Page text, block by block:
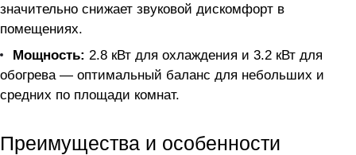
значительно снижает звуковой дискомфорт в
помещениях.
Мощность: 2.8 кВт для охлаждения и 3.2 кВт для
обогрева — оптимальный баланс для небольших и
средних по площади комнат.
Преимущества и особенности